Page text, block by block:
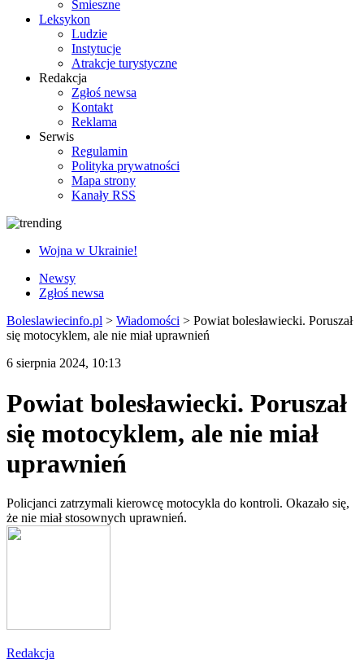
Śmieszne
Leksykon
Ludzie
Instytucje
Atrakcje turystyczne
Redakcja
Zgłoś newsa
Kontakt
Reklama
Serwis
Regulamin
Polityka prywatności
Mapa strony
Kanały RSS
Wojna w Ukrainie!
Newsy
Zgłoś newsa
Boleslawiecinfo.pl > Wiadomości > Powiat bolesławiecki. Poruszał
się motocyklem, ale nie miał uprawnień
6 sierpnia 2024, 10:13
Powiat bolesławiecki. Poruszał
się motocyklem, ale nie miał
uprawnień
Policjanci zatrzymali kierowcę motocykla do kontroli. Okazało się,
że nie miał stosownych uprawnień.
Redakcja